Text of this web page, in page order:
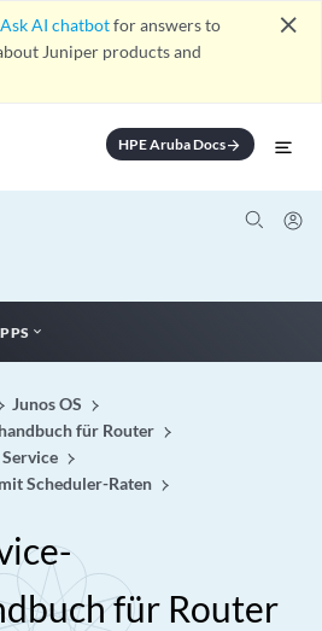
Ask AI chatbotfor answers to
Juniper products and
close
HPE Aruba Docsarrow_forward
Junos OS
für Router
Scheduler-Raten
für Router